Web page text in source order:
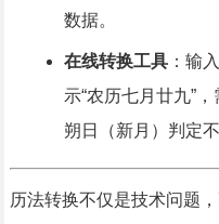
数据。
在线转换工具：输
示“农历七月廿九”
朔日（新月）判定
历法转换不仅是技术问题